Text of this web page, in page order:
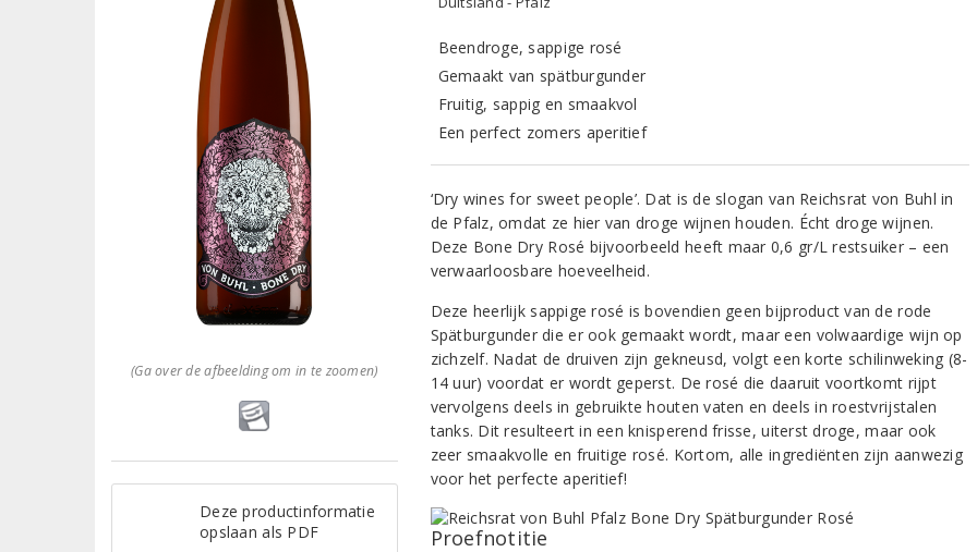
(Ga over de afbeelding om in te zoomen)
Deze productinformatie
opslaan als PDF
Beendroge, sappige rosé
Gemaakt van spätburgunder
Fruitig, sappig en smaakvol
Een perfect zomers aperitief
‘Dry wines for sweet people’. Dat is de slogan van Reichsrat von Buhl in
de Pfalz, omdat ze hier van droge wijnen houden. Écht droge wijnen.
Deze Bone Dry Rosé bijvoorbeeld heeft maar 0,6 gr/L restsuiker – een
verwaarloosbare hoeveelheid.
Deze heerlijk sappige rosé is bovendien geen bijproduct van de rode
Spätburgunder die er ook gemaakt wordt, maar een volwaardige wijn op
zichzelf. Nadat de druiven zijn gekneusd, volgt een korte schilinweking (8-
14 uur) voordat er wordt geperst. De rosé die daaruit voortkomt rijpt
vervolgens deels in gebruikte houten vaten en deels in roestvrijstalen
tanks. Dit resulteert in een knisperend frisse, uiterst droge, maar ook
zeer smaakvolle en fruitige rosé. Kortom, alle ingrediënten zijn aanwezig
voor het perfecte aperitief!
Proefnotitie